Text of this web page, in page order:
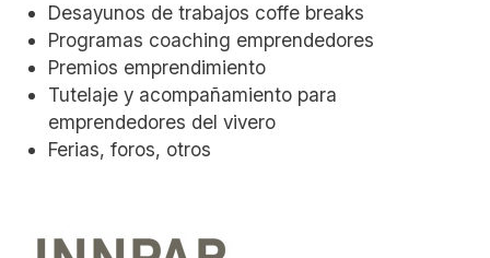
Desayunos de trabajos coffe breaks
Programas coaching emprendedores
Premios emprendimiento
Tutelaje y acompañamiento para
emprendedores del vivero
Ferias, foros, otros